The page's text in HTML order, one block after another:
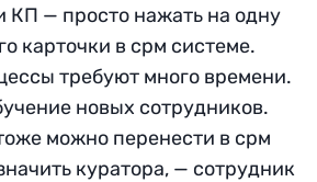
КП — просто нажать на одну
карточки в срм системе.
требуют много времени.
новых сотрудников.
можно перенести в срм
куратора, — сотрудник